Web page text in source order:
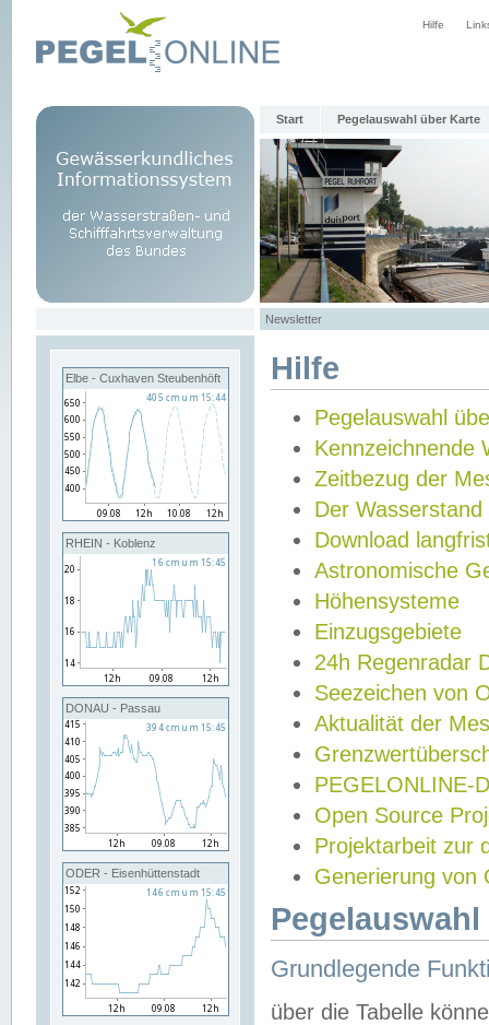
Hilfe
Start Pegelauswahl über Karte
Newsletter
Elbe - Cuxhaven Steubenhöft
RHEIN - Koblenz
DONAU - Passau
ODER - Eisenhüttenstadt
Hilfe
Pegelauswahl
Kennzeichnende
Zeitbezug der
Der Wasserstand
Download
Astronomische
Höhensysteme
Einzugsgebiete
24h Regenradar
Seezeichen von
Aktualität der
PEGELONLINE-
Open Source
Projektarbeit zur
Generierung von
Grundlegende
über die Tabelle